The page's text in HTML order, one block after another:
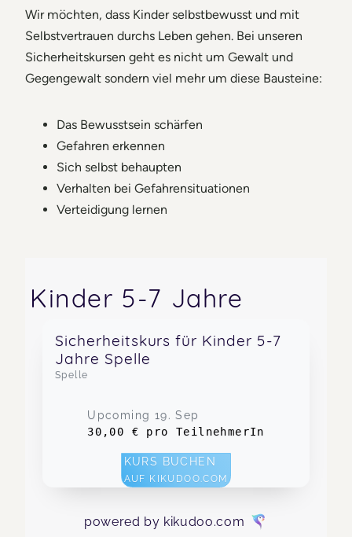
Wir möchten, dass Kinder selbstbewusst und mit
Selbstvertrauen durchs Leben gehen. Bei unseren
Sicherheitskursen geht es nicht um Gewalt und
Gegengewalt sondern viel mehr um diese Bausteine:
Das Bewusstsein schärfen
Gefahren erkennen
Sich selbst behaupten
Verhalten bei Gefahrensituationen
Verteidigung lernen